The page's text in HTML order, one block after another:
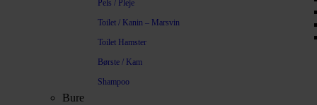
Pels / Pleje
Toilet / Kanin – Marsvin
Toilet Hamster
Børste / Kam
Shampoo
Bure